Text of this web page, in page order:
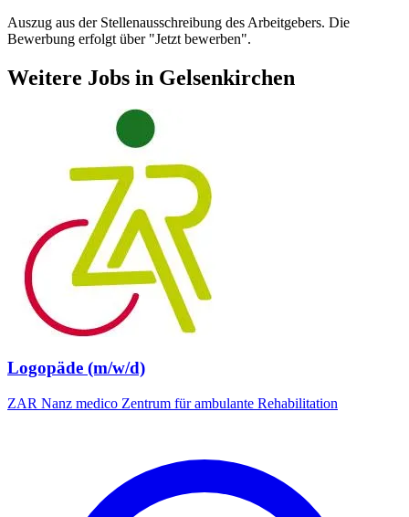
Auszug aus der Stellenausschreibung des Arbeitgebers. Die
Bewerbung erfolgt über "Jetzt bewerben".
Weitere Jobs in Gelsenkirchen
Logopäde (m/w/d)
ZAR Nanz medico Zentrum für ambulante Rehabilitation